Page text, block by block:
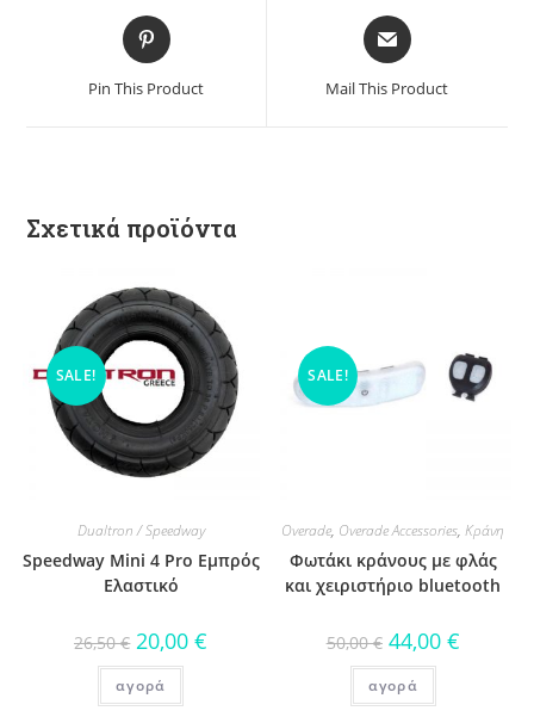
Pin This Product Mail This Product
Σχετικά προϊόντα
SALE!
Dualtron / Speedway
Speedway Mini 4 Pro Eμπρός
Ελαστικό
26,50€ 20,00€
αγορά
SALE!
Overade, Overade Accessories,Κράνη
Φωτάκι κράνους με φλάς
και χειριστήριο bluetooth
50,00€ 44,00 €
αγορά